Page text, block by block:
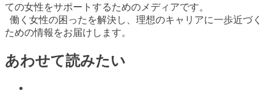
ての女性をサポートするためのメディアです。
働く女性の困ったを解決し、理想のキャリアに一歩近づく
ための情報をお届けします。
あわせて読みたい